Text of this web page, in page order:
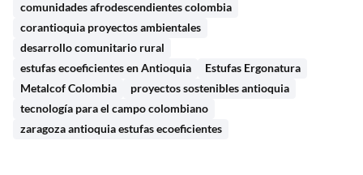
comunidades afrodescendientes colombia
corantioquia proyectos ambientales
desarrollo comunitario rural
estufas ecoeficientes en Antioquia
Estufas Ergonatura
Metalcof Colombia
proyectos sostenibles antioquia
tecnología para el campo colombiano
zaragoza antioquia estufas ecoeficientes